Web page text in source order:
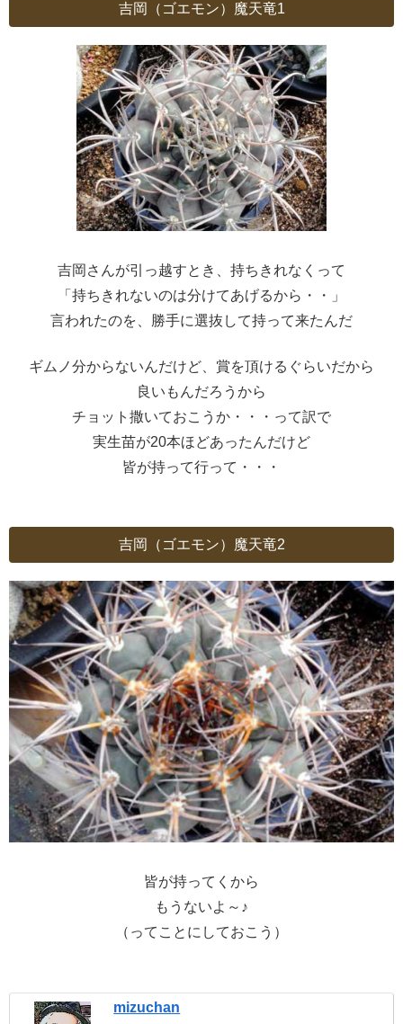
吉岡（ゴエモン）魔天竜1
吉岡さんが引っ越すとき、持ちきれなくって
「持ちきれないのは分けてあげるから・・」
言われたのを、勝手に選抜して持って来たんだ
ギムノ分からないんだけど、賞を頂けるぐらいだから
良いもんだろうから
チョット撒いておこうか・・・って訳で
実生苗が20本ほどあったんだけど
皆が持って行って・・・
吉岡（ゴエモン）魔天竜2
皆が持ってくから
もうないよ～♪
（ってことにしておこう）
mizuchan